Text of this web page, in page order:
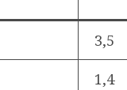
3,5
1,4